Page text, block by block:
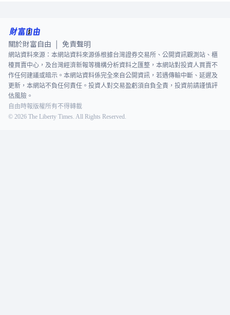
關於財富自由 免責聲明
網站資料來源：本網站資料來源係根據台灣證券交易所、公開資訊觀測站、櫃
檯買賣中心，及台灣經濟新報等機構分析資料之匯整，本網站對投資人買賣不
作任何建議或暗示。本網站資料係完全來自公開資訊，若遇傳輸中斷、延遲及
更新，本網站不負任何責任。投資人對交易盈虧須自負全責，投資前請謹慎評
估風險。
自由時報版權所有不得轉載
© 2026 The Liberty Times. All Rights Reserved.